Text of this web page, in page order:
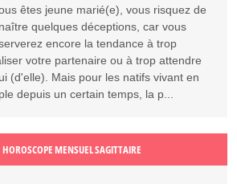
êtes jeune marié(e), vous risquez de
quelques déceptions, car vous
encore la tendance à trop
votre partenaire ou à trop attendre
(d'elle). Mais pour les natifs vivant en
depuis un certain temps, la p...
MENSUEL SAGITTAIRE